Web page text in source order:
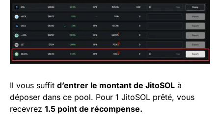
Il vous suffit d’entrer le montant de JitoSOL à
déposer dans ce pool. Pour 1 JitoSOL prêté, vous
recevrez 1.5 point de récompense.